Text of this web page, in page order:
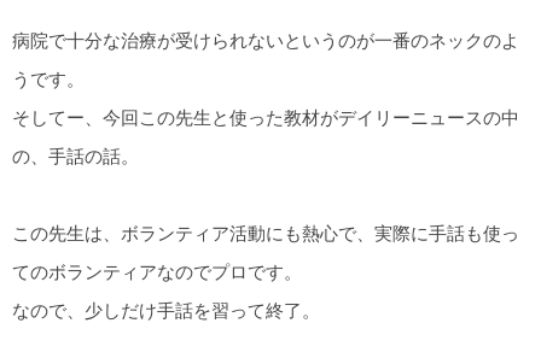
病院で十分な治療が受けられないというのが一番のネックのよ
うです。
そしてー、今回この先生と使った教材がデイリーニュースの中
の、手話の話。
この先生は、ボランティア活動にも熱心で、実際に手話も使っ
てのボランティアなのでプロです。
なので、少しだけ手話を習って終了。